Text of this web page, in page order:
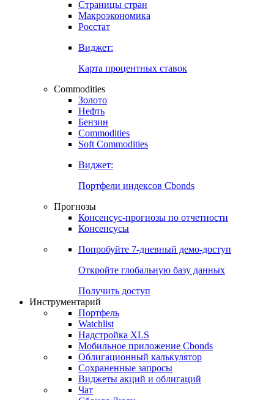
Возможность создания своего индекса
Страницы стран
Росстат
Виджет:
Карта процентных ставок
Commodities
Золото
Бензин
Soft Commodities
Виджет:
Портфели индексов Cbonds
Прогнозы
Консенсусы
Попробуйте7-дневный
Откройте глобальную базу данных
Получить доступ
Инструментарий
Портфель
Watchlist
Надстройка XLS
Мобильное приложение Cbonds